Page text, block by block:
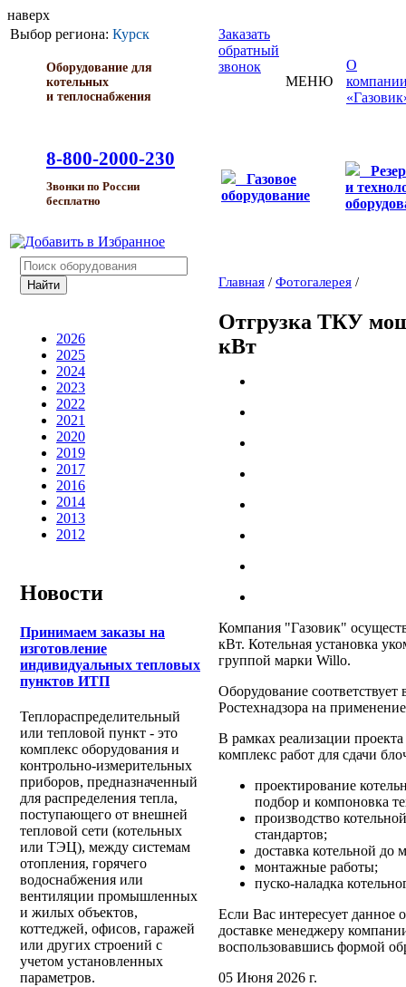
наверх
Выбор региона: Курск
Оборудование для
котельных
и теплоснабжения
8-800-2000-230
Звонки по России
бесплатно
Заказать
обратный
звонок
МЕНЮ
О
Газовое
оборудование
и
2026
2025
2024
2023
2022
2021
2020
2019
2017
2016
2014
2013
2012
Новости
Принимаем заказы на
изготовление
индивидуальных тепловых
пунктов ИТП
Теплораспределительный
или тепловой пункт - это
комплекс оборудования и
контрольно-измерительных
приборов, предназначенный
для распределения тепла,
поступающего от внешней
тепловой сети (котельных
или ТЭЦ), между системам
отопления, горячего
водоснабжения или
вентиляции промышленных
и жилых объектов,
коттеджей, офисов, гаражей
или других строений с
учетом установленных
параметров.
Главная / Фотогалерея /
Отгрузка ТКУ
кВт
Компания "Газовик"
кВт. Котельная установка
группой марки Willo.
Оборудование соответствует
Ростехнадзора на
В рамках реализации
комплекс работ для сдачи
проектирование
подбор и компоновка
производство
стандартов;
доставка котельной до
монтажные работы;
пуско-наладка
Если Вас интересует данное
доставке менеджеру
воспользовавшись формой
05 Июня 2026 г.